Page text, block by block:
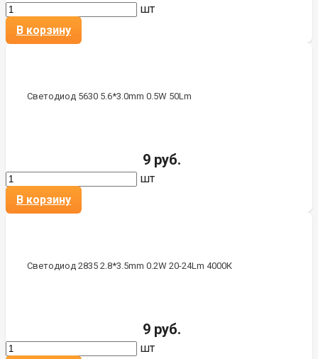
шт
В корзину
Светодиод 5630 5.6*3.0mm 0.5W 50Lm
9 руб.
шт
В корзину
Светодиод 2835 2.8*3.5mm 0.2W 20-24Lm 4000К
9 руб.
шт